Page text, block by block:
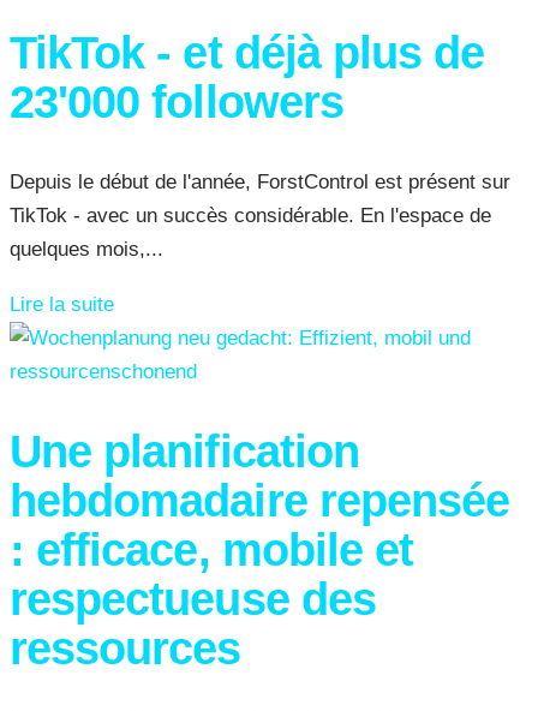
TikTok - et déjà plus de
23'000 followers
Depuis le début de l'année, ForstControl est présent sur
TikTok - avec un succès considérable. En l'espace de
quelques mois,...
Lire la suite
Une planification
hebdomadaire repensée
: efficace, mobile et
respectueuse des
ressources